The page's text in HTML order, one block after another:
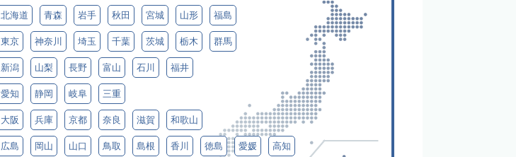
北海道 青森 岩手 秋田 宮城 山形 福島
東京 神奈川 埼玉 千葉 茨城 栃木 群馬
新潟 山梨 長野 富山 石川 福井
愛知 静岡 岐阜 三重
大阪 兵庫 京都 奈良 滋賀 和歌山
広島 岡山 山口 鳥取 島根 香川 徳島 愛媛 高知